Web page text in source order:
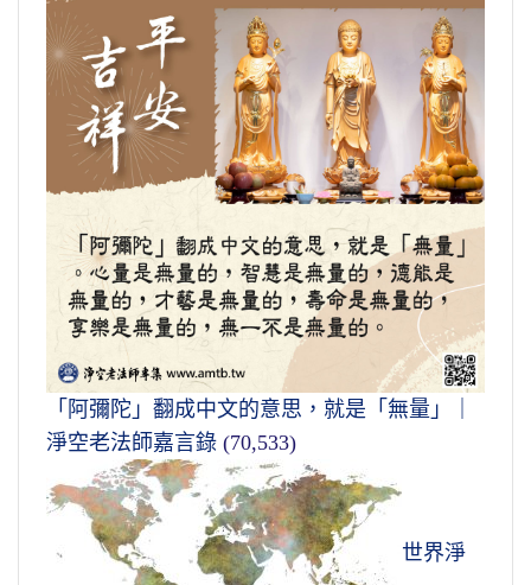
「阿彌陀」翻成中文的意思，就是「無量」｜
淨空老法師嘉言錄 (70,533)
世界淨